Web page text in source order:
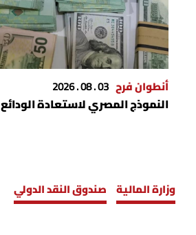
أنطوان فرح 03 . 08 . 2026
النموذج المصري لاستعادة الودائع
وزارة المالية صندوق النقد الدولي